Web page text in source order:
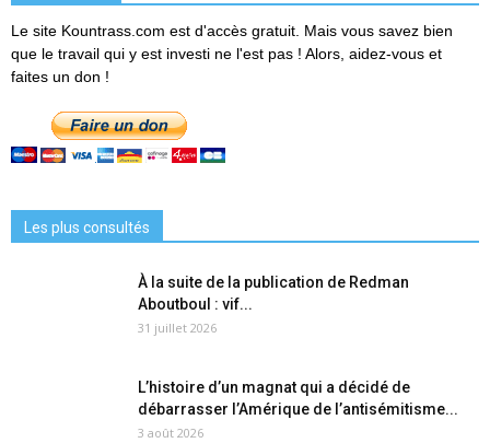
Le site Kountrass.com est d'accès gratuit. Mais vous savez bien
que le travail qui y est investi ne l'est pas ! Alors, aidez-vous et
faites un don !
Les plus consultés
À la suite de la publication de Redman
Aboutboul : vif...
31 juillet 2026
L’histoire d’un magnat qui a décidé de
débarrasser l’Amérique de l’antisémitisme...
3 août 2026